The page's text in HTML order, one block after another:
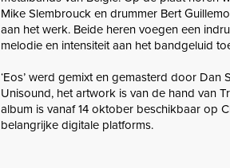
Mike Slembrouck en drummer Bert
aan het werk. Beide heren voegen een
melodie en intensiteit aan het bandgeluid
‘Eos’ werd gemixt en gemasterd door Dan
Unisound, het artwork is van de hand van
album is vanaf 14 oktober beschikbaar op
belangrijke digitale platforms.